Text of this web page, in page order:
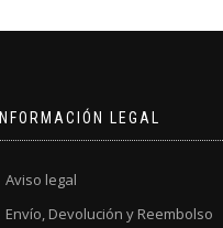
INFORMACIÓN LEGAL
Aviso legal
Envío, Devolución y Reembolso